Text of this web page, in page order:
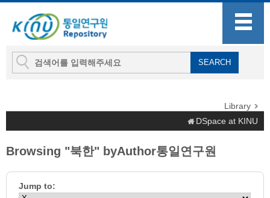
Library
DSpace at KINU
Browsing "북한" byAuthor통일연구원
Jump to: